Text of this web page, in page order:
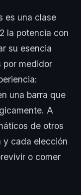
es una clase
la potencia con
su esencia
por medidor
una barra que
A
de otros
y cada elección
o comer